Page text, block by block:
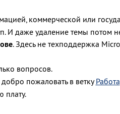
коммерческой или
И даже удаление темы потом
. Здесь не техподдержка
вопросов.
пожаловать в веткуРабота
плату.